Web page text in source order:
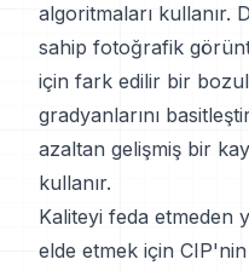
algoritmaları kullanır.
sahip fotoğrafik
için fark edilir bir
gradyanlarını
azaltan gelişmiş bir
kullanır.
Kaliteyi feda etmeden
elde etmek için CIP'nin